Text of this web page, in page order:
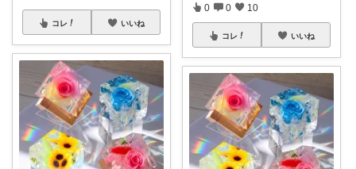
コレ いいね
0 0 10
コレ いいね